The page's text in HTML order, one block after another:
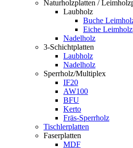
Naturholzplatten /
Laubholz
Buche
Eiche
Nadelholz
3-Schichtplatten
Laubholz
Nadelholz
Sperrholz/Multiplex
IF20
AW100
BFU
Kerto
Fräs-Sperrholz
Tischlerplatten
Faserplatten
MDF